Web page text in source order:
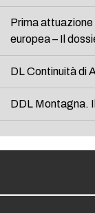
Prima
europea – Il
DL Continuità di
DDL Montagna.